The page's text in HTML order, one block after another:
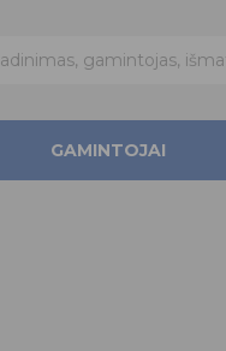
GAMINTOJAI